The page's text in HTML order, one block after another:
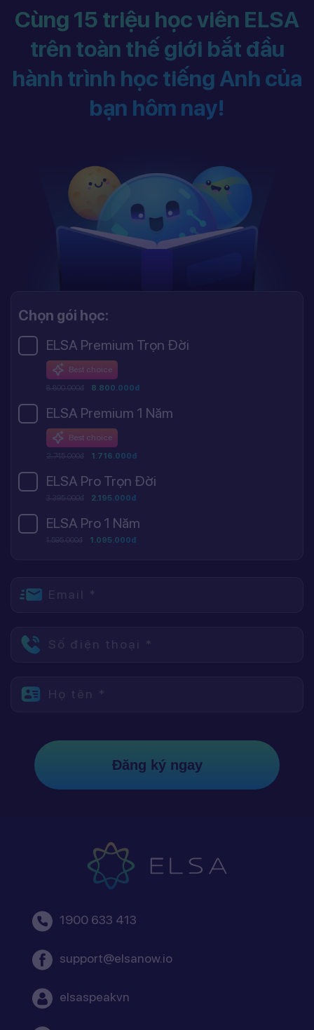
Cùng 15 triệu học viên ELSA
trên toàn thế giới bắt đầu
hành trình học tiếng Anh của
bạn hôm nay!
Chọn gói học:
ELSA Premium Trọn Đời
Best choice
8.800.000đ 8.800.000đ
ELSA Premium 1 Năm
Best choice
2.745.000đ 1.716.000đ
ELSA Pro Trọn Đời
3.395.000đ 2.195.000đ
ELSA Pro 1 Năm
1.595.000đ 1.095.000đ
Email *
Số điện thoại *
Họ tên *
Đăng ký ngay
1900 633 413
support@elsanow.io
elsaspeakvn